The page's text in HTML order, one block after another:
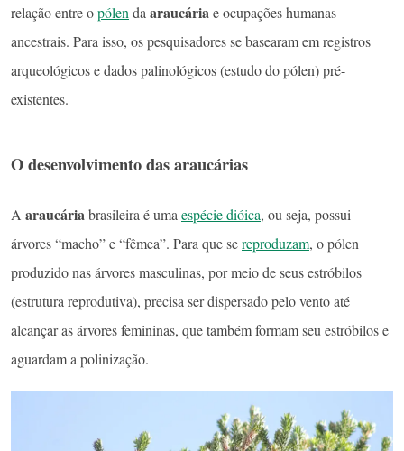
relação entre opólen da araucáriae ocupações humanas
ancestrais. Para isso, os pesquisadores se basearam em registros
arqueológicos e dados palinológicos (estudo do pólen) pré-
existentes.
O desenvolvimento das araucárias
A araucáriabrasileira é uma espécie dióica, ou seja, possui
árvores “macho” e “fêmea”. Para que sereproduzam, o pólen
produzido nas árvores masculinas, por meio de seus estróbilos
(estrutura reprodutiva), precisa ser dispersado pelo vento até
alcançar as árvores femininas, que também formam seu estróbilos e
aguardam a polinização.